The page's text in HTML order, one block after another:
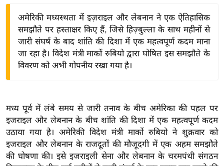
द्यो
वि
शे
ष
ज्ञ
रा
अमेरिकी मध्यस्थता में इज़राइल और लेबनान ने एक ऐतिहासिक
समझौते पर हस्ताक्षर किए हैं, जिसे हिज़्बुल्ला के साथ महीनों से
जारी संघर्ष के बाद शांति की दिशा में एक महत्वपूर्ण कदम माना
जा रहा है। विदेश मंत्री मार्को रुबियो द्वारा घोषित इस समझौते के
विवरण को अभी गोपनीय रखा गया है।
मध्य पूर्व में लंबे समय से जारी तनाव के बीच अमेरिका की पहल पर
इजराइल और लेबनान के बीच शांति की दिशा में एक महत्वपूर्ण कदम
उठाया गया है। अमेरिकी विदेश मंत्री मार्को रुबियो ने शुक्रवार को
इजराइल और लेबनान के राजदूतों की मौजूदगी में एक अहम समझौते
की घोषणा की। इसे इजराइली सेना और लेबनान के चरमपंथी संगठन